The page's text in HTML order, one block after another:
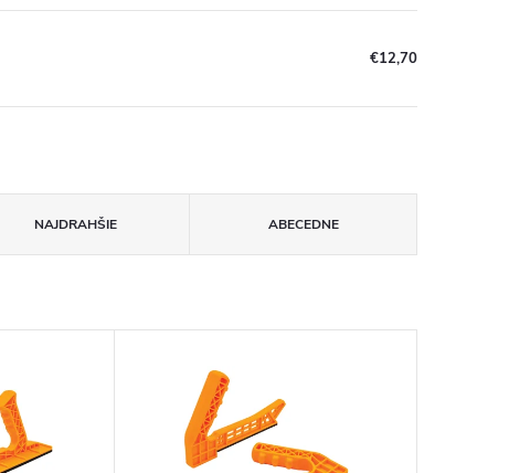
€12,70
NAJDRAHŠIE ABECEDNE